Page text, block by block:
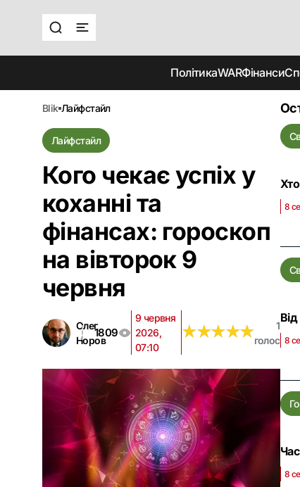
ПолітикаWARФінанси
blik лайфстайл
Лайфстайл
Кого чекає успіх у
коханні та
фінансах: гороскоп
на вівторок 9
червня
Олег
Норов
1809
9 червня
2026,
07:10
★★★★★
★★★★★
1
голос
8
8
8